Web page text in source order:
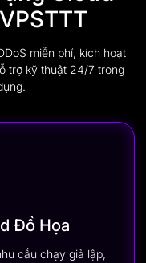
miễn phí, kích hoạt
trợ kỹ thuật 24/7 trong
Đồ Họa
cầu chạy giả lập,